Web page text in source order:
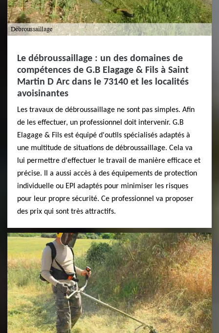
Le débroussaillage : un des domaines de
compétences de G.B Elagage & Fils à Saint
Martin D Arc dans le 73140 et les localités
avoisinantes
Les travaux de débroussaillage ne sont pas simples. Afin
de les effectuer, un professionnel doit intervenir. G.B
Elagage & Fils est équipé d'outils spécialisés adaptés à
une multitude de situations de débroussaillage. Cela va
lui permettre d'effectuer le travail de manière efficace et
précise. Il a aussi accès à des équipements de protection
individuelle ou EPI adaptés pour minimiser les risques
pour leur propre sécurité. Ce professionnel va proposer
des prix qui sont très attractifs.